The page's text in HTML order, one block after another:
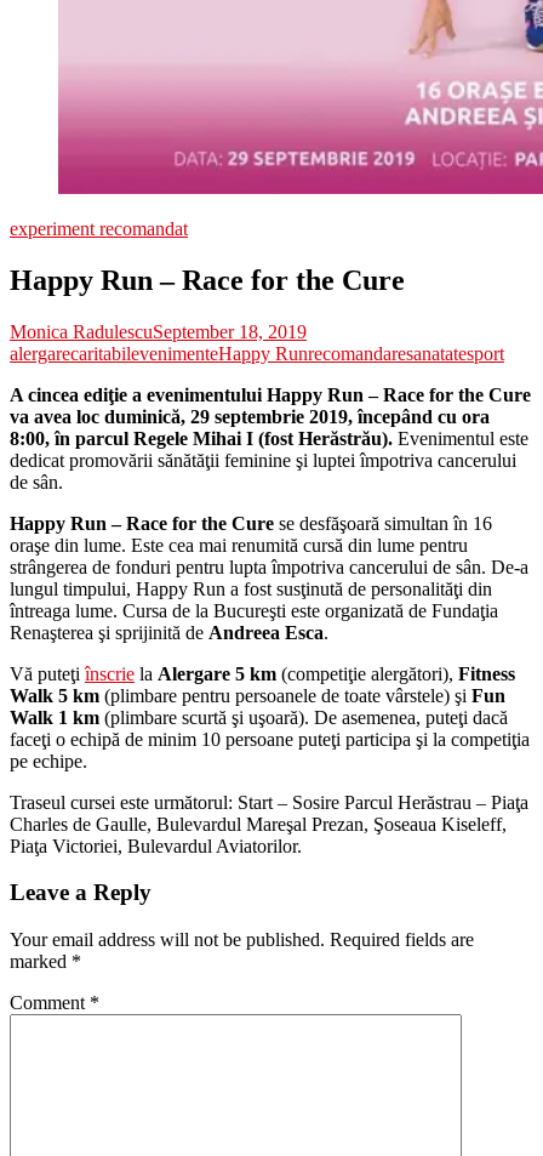
experiment recomandat
Happy Run – Race for the Cure
Monica RadulescuSeptember 18, 2019
alergarecaritabilevenimenteHappy Runrecomandaresanatatesport
A cincea ediţie a evenimentului Happy Run – Race for the Cure
va avea loc duminică, 29 septembrie 2019, începând cu ora
8:00, în parcul Regele Mihai I (fost Herăstrău). Evenimentul este
dedicat promovării sănătăţii feminine şi luptei împotriva cancerului
de sân.
Happy Run – Race for the Cure se desfăşoară simultan în 16
oraşe din lume. Este cea mai renumită cursă din lume pentru
strângerea de fonduri pentru lupta împotriva cancerului de sân. De-a
lungul timpului, Happy Run a fost susţinută de personalităţi din
întreaga lume. Cursa de la Bucureşti este organizată de Fundaţia
Renaşterea şi sprijinită de Andreea Esca.
Vă puteţiînscrie la Alergare 5 km (competiţie alergători), Fitness
Walk 5 km (plimbare pentru persoanele de toate vârstele) şi Fun
Walk 1 km (plimbare scurtă şi uşoară). De asemenea, puteţi dacă
faceţi o echipă de minim 10 persoane puteţi participa şi la competiţia
pe echipe.
Traseul cursei este următorul: Start – Sosire Parcul Herăstrau – Piaţa
Charles de Gaulle, Bulevardul Mareşal Prezan, Şoseaua Kiseleff,
Piaţa Victoriei, Bulevardul Aviatorilor.
Leave a Reply
Your email address will not be published. Required fields are
marked *
Comment *